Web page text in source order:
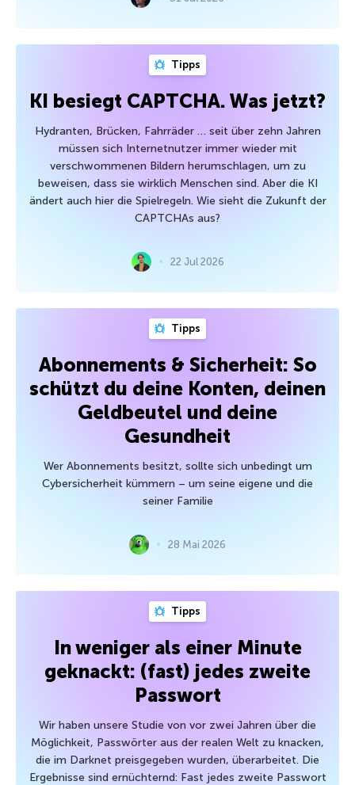
Tipps
KI besiegt CAPTCHA. Was jetzt?
Hydranten, Brücken, Fahrräder … seit über zehn Jahren
müssen sich Internetnutzer immer wieder mit
verschwommenen Bildern herumschlagen, um zu
beweisen, dass sie wirklich Menschen sind. Aber die KI
ändert auch hier die Spielregeln. Wie sieht die Zukunft der
CAPTCHAs aus?
22 Jul 2026
Tipps
Abonnements & Sicherheit: So
schützt du deine Konten, deinen
Geldbeutel und deine
Gesundheit
Wer Abonnements besitzt, sollte sich unbedingt um
Cybersicherheit kümmern – um seine eigene und die
seiner Familie
28 Mai 2026
Tipps
In weniger als einer Minute
geknackt: (fast) jedes zweite
Passwort
Wir haben unsere Studie von vor zwei Jahren über die
Möglichkeit, Passwörter aus der realen Welt zu knacken,
die im Darknet preisgegeben wurden, überarbeitet. Die
Ergebnisse sind ernüchternd: Fast jedes zweite Passwort